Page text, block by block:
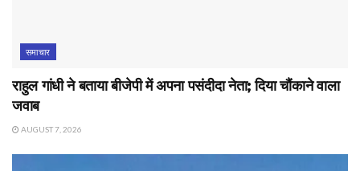
समाचार
राहुल गांधी ने बताया बीजेपी में अपना पसंदीदा नेता; दिया चौंकाने वाला
जवाब
AUGUST 7, 2026